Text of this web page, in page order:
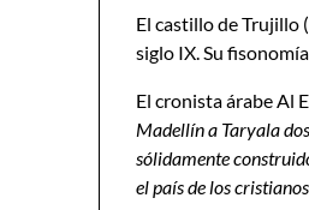
El castillo de Trujillo
siglo IX. Su
El cronista árabe Al
Madellín a Taryala
sólidamente
el país de los